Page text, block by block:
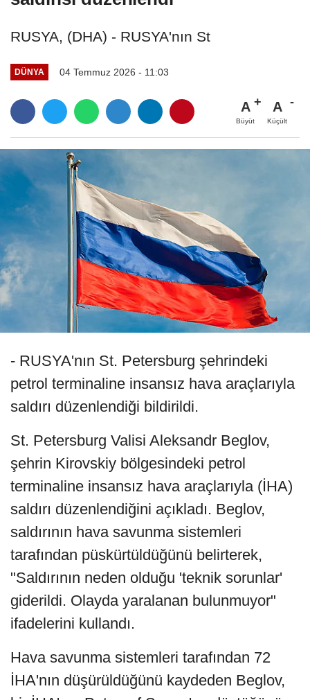
RUSYA, (DHA) - RUSYA'nın St
DÜNYA 04 Temmuz 2026 - 11:03
A
Büyüt
A
Küçült
- RUSYA'nın St. Petersburg şehrindeki
petrol terminaline insansız hava araçlarıyla
saldırı düzenlendiği bildirildi.
St. Petersburg Valisi Aleksandr Beglov,
şehrin Kirovskiy bölgesindeki petrol
terminaline insansız hava araçlarıyla (İHA)
saldırı düzenlendiğini açıkladı. Beglov,
saldırının hava savunma sistemleri
tarafından püskürtüldüğünü belirterek,
"Saldırının neden olduğu 'teknik sorunlar'
giderildi. Olayda yaralanan bulunmuyor"
ifadelerini kullandı.
Hava savunma sistemleri tarafından 72
İHA'nın düşürüldüğünü kaydeden Beglov,